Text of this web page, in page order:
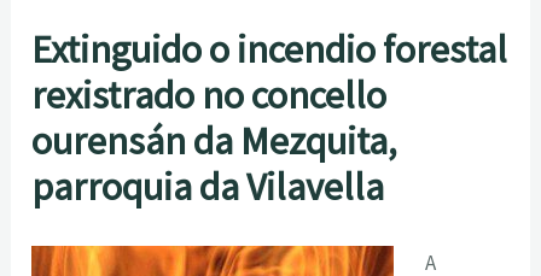
Extinguido o incendio forestal
rexistrado no concello
ourensán da Mezquita,
parroquia da Vilavella
A